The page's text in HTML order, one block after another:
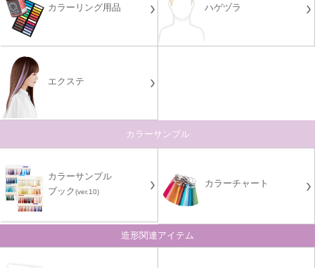
カラーリング用品 ハゲヅラ
エクステ
カラーサンプル
カラーサンプル
ブック(ver.10)
カラーチャート
造形関連アイテム